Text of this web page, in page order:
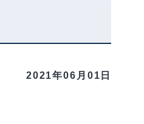
2021年06月01日